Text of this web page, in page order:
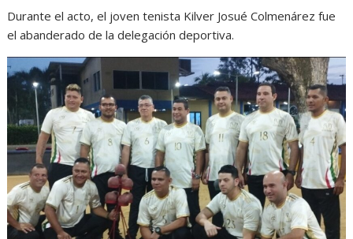
Durante el acto, el joven tenista Kilver Josué Colmenárez fue
el abanderado de la delegación deportiva.